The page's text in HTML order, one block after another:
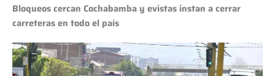
Bloqueos cercan Cochabamba y evistas instan a cerrar
carreteras en todo el país